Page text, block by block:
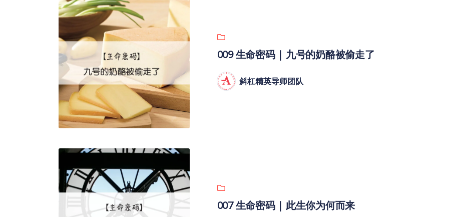
009 生命密码 | 九号的奶酪被偷走了
斜杠精英导师团队
007 生命密码 | 此生你为何而来